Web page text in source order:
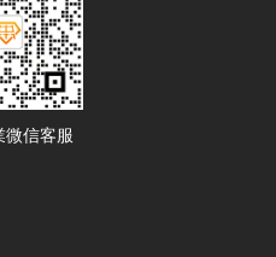
微信客服